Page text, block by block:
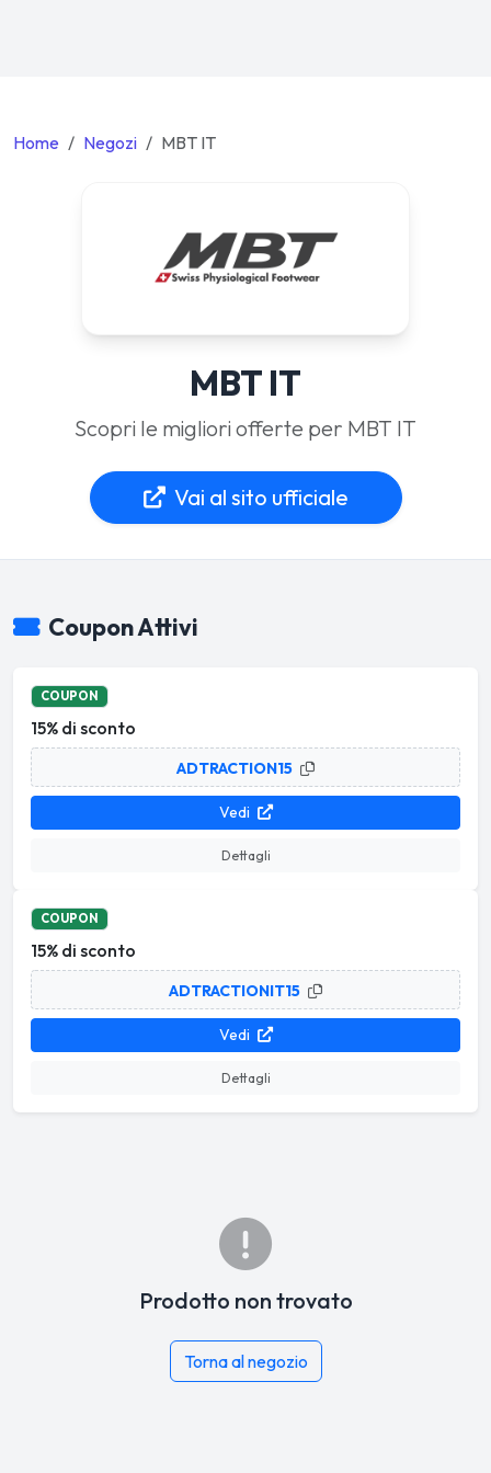
Home Negozi MBT IT
MBT IT
Scopri le migliori offerte per MBT IT
Vai al sito ufficiale
Coupon Attivi
COUPON
15% di sconto
ADTRACTION15
Vedi
Dettagli
COUPON
15% di sconto
ADTRACTIONIT15
Vedi
Dettagli
Prodotto non trovato
Torna al negozio